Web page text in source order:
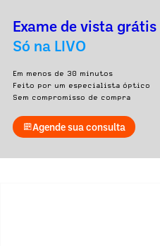
Exame de vista grátis
Só na LIVO
Em menos de 30 minutos
Feito por um especialista óptico
Sem compromisso de compra
Agende sua consulta